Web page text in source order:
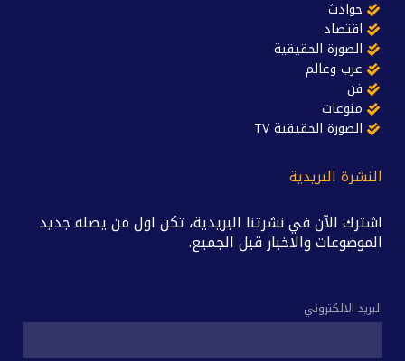
حوادث
اقتصاد
الصورة الحقيقية
عرب وعالم
فن
منوعات
الصورة الحقيقية TV
النشرة البريدية
اشترك الآن في نشرتنا البريدية، تكن اول من يصله جديد
الموضوعات والاخبار قبل الجميع.
البريد الالكتروني